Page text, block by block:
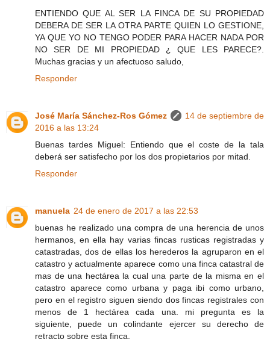
ENTIENDO QUE AL SER LA FINCA DE SU PROPIEDAD
DEBERA DE SER LA OTRA PARTE QUIEN LO GESTIONE,
YA QUE YO NO TENGO PODER PARA HACER NADA POR
NO SER DE MI PROPIEDAD ¿ QUE LES PARECE?.
Muchas gracias y un afectuoso saludo,
Responder
José María Sánchez-Ros Gómez
14 de septiembre de
2016 a las 13:24
Buenas tardes Miguel: Entiendo que el coste de la tala
deberá ser satisfecho por los dos propietarios por mitad.
Responder
manuela 24 de enero de 2017 a las 22:53
buenas he realizado una compra de una herencia de unos
hermanos, en ella hay varias fincas rusticas registradas y
catastradas, dos de ellas los herederos la agruparon en el
catastro y actualmente aparece como una finca catastral de
mas de una hectárea la cual una parte de la misma en el
catastro aparece como urbana y paga ibi como urbano,
pero en el registro siguen siendo dos fincas registrales con
menos de 1 hectárea cada una. mi pregunta es la
siguiente, puede un colindante ejercer su derecho de
retracto sobre esta finca.